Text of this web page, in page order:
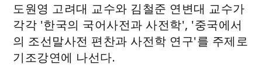
도원영 고려대 교수와 김철준 연변대 교수가
각각 '한국의 국어사전과 사전학', '중국에서
의 조선말사전 편찬과 사전학 연구'를 주제로
기조강연에 나선다.